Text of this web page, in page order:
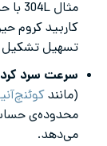
کاربید کروم
تسهیل تشکیل
سرعت سرد
(مانند
محدوده‌ی
می‌دهد.